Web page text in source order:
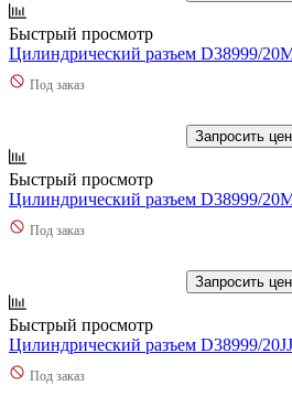
Быстрый просмотр
Цилиндрический разъем D38999/
Под заказ
Запросить
Быстрый просмотр
Цилиндрический разъем D38999/
Под заказ
Запросить
Быстрый просмотр
Цилиндрический разъем D38999/
Под заказ